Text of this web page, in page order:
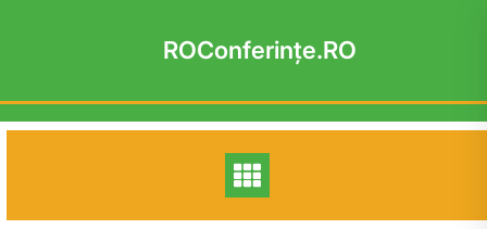
ROConferinţe.RO